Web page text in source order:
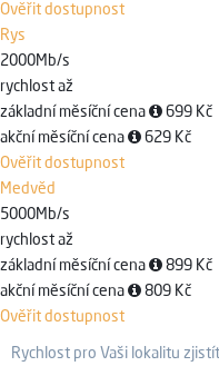
Ověřit dostupnost
Rys
2000Mb/s
rychlost až
základní měsíční cena
699 Kč
akční měsíční cena
629 Kč
Ověřit dostupnost
Medvěd
5000Mb/s
rychlost až
základní měsíční cena
899 Kč
akční měsíční cena
809 Kč
Ověřit dostupnost
Rychlost pro Vaši lokalitu